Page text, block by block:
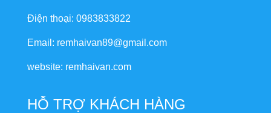
Điện thoại: 0983833822
Email: remhaivan89@gmail.com
website: remhaivan.com
HỖ TRỢ KHÁCH HÀNG